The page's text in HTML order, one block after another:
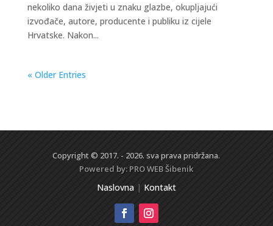
nekoliko dana živjeti u znaku glazbe, okupljajući
izvođače, autore, producente i publiku iz cijele
Hrvatske. Nakon...
« Older Entries
Copyright © 2017. - 2026. sva prava pridržana.
Powered by: PRO WEBŠibenik
Naslovna| Kontakt